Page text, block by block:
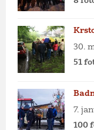
30.
51
7.
100